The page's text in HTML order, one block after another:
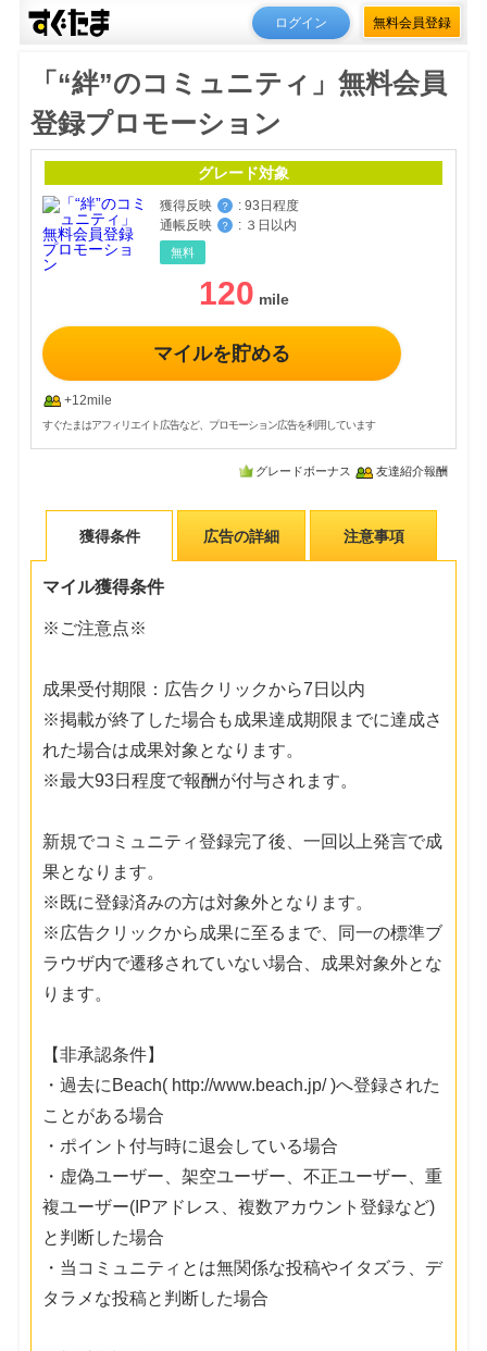
ログイン 無料会員登録
「“絆”のコミュニティ」無料会員
登録プロモーション
グレード対象
獲得反映 ？ : 93日程度
通帳反映
？ : ３日以内
無料
120
マイルを貯める
+12mile
すぐたまはアフィリエイト広告など、プロモーション広告を利用しています
グレードボーナス 友達紹介報酬
獲得条件 広告の詳細 注意事項
マイル獲得条件
※ご注意点※
成果受付期限：広告クリックから7日以内
※掲載が終了した場合も成果達成期限までに達成さ
れた場合は成果対象となります。
※最大93日程度で報酬が付与されます。
新規でコミュニティ登録完了後、一回以上発言で成
果となります。
※既に登録済みの方は対象外となります。
※広告クリックから成果に至るまで、同一の標準ブ
ラウザ内で遷移されていない場合、成果対象外とな
ります。
【非承認条件】
・過去にBeach( http://www.beach.jp/ )へ登録された
ことがある場合
・ポイント付与時に退会している場合
・虚偽ユーザー、架空ユーザー、不正ユーザー、重
複ユーザー(IPアドレス、複数アカウント登録など)
と判断した場合
・当コミュニティとは無関係な投稿やイタズラ、デ
タラメな投稿と判断した場合